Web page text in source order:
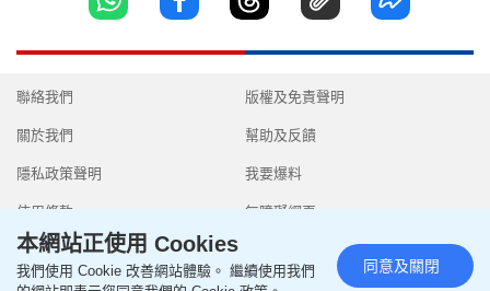
聯絡我們
關於我們
隱私政策聲明
使用條款
版權及免責聲明
幫助及反饋
我要爆料
無障礙網頁
本網站正使用 Cookies
我們使用 Cookie 改善網站體驗。 繼續使用我們
同意及關閉